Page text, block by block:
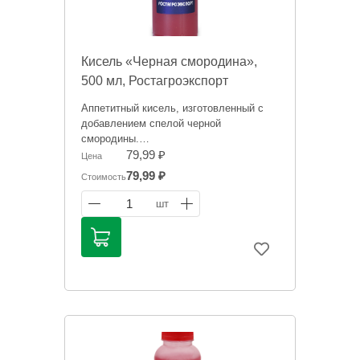
Кисель «Черная смородина»,
500 мл, Ростагроэкспорт
Аппетитный кисель, изготовленный с
добавлением спелой черной
смородины.
Информация на сайте о товарах носит
справочный характер и не является
публичной офертой. Цена может
меняться. Фото товаров может
отличаться.
Цена 79,99 ₽
Стоимость79,99 ₽
1 шт